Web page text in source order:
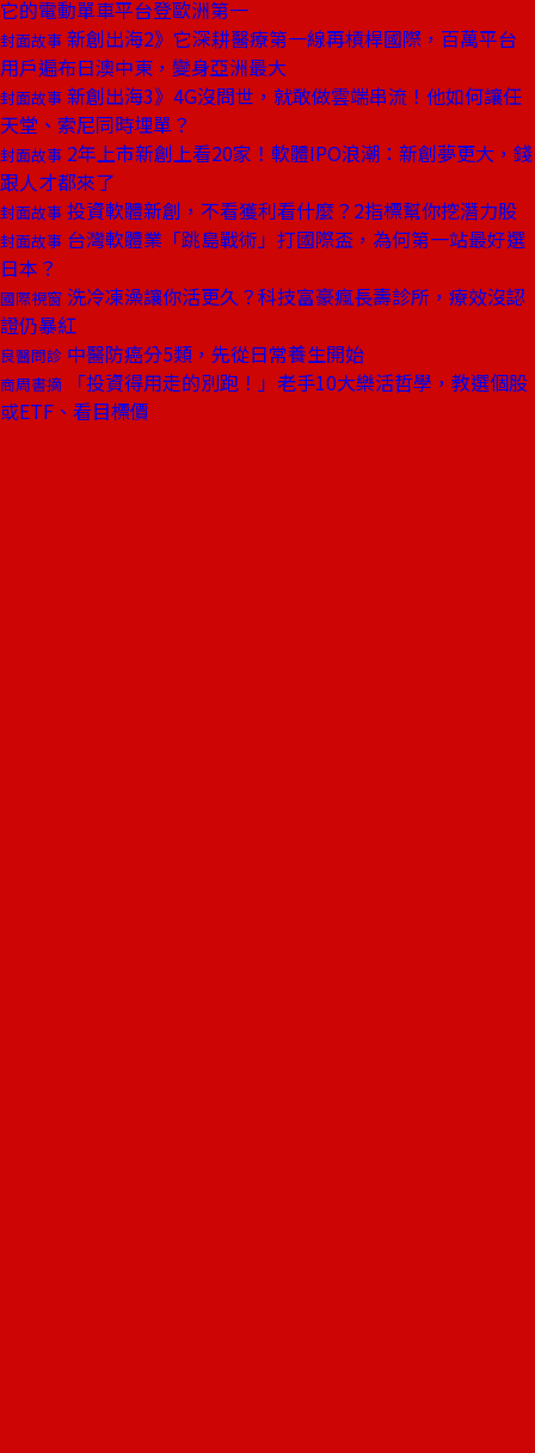
它的電動單車平台登歐洲第一
封面故事 新創出海2》它深耕醫療第一線再槓桿國際，百萬平台
用戶遍布日澳中東，變身亞洲最大
封面故事 新創出海3》4G沒問世，就敢做雲端串流！他如何讓任
天堂、索尼同時埋單？
封面故事 2年上市新創上看20家！軟體IPO浪潮：新創夢更大，錢
跟人才都來了
封面故事 投資軟體新創，不看獲利看什麼？2指標幫你挖潛力股
封面故事 台灣軟體業「跳島戰術」打國際盃，為何第一站最好選
日本？
國際視窗 洗冷凍澡讓你活更久？科技富豪瘋長壽診所，療效沒認
證仍暴紅
良醫問診 中醫防癌分5類，先從日常養生開始
商周書摘
「投資得用走的別跑！」老手10大樂活哲學，教選個股
或ETF、看目標價